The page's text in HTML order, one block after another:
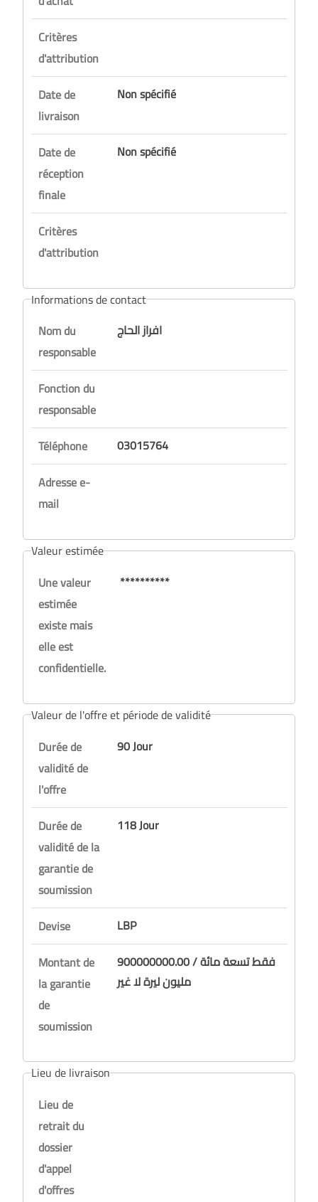
Critères
d'attribution
Date de
livraison
Non spécifié
Date de
réception
finale
Non spécifié
Critères
d'attribution
Informations de contact
Nom du
responsable
افراز الحاج
Fonction du
responsable
Téléphone
03015764
Adresse e-
mail
Valeur estimée
Une valeur
estimée
existe mais
elle est
confidentielle.
**********
Valeur de l'offre et période de validité
Durée de
validité de
l'offre
90 Jour
Durée de
validité de la
garantie de
soumission
118 Jour
Devise
LBP
Montant de
la garantie
de
soumission
900000000.00 / فقط تسعة مائة
مليون ليرة لا غير
Lieu de livraison
Lieu de
retrait du
dossier
d'appel
d'offres